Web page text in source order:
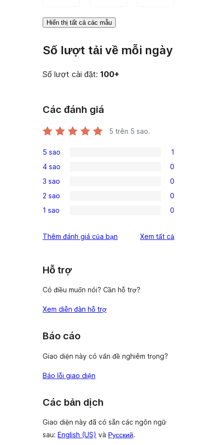
Hiển thị tất cả các mẫu
Số lượt tải về mỗi ngày
Số lượt cài đặt: 100+
Các đánh giá
5 trên 5 sao.
1
5-
star
review
5 sao 1
0
4-
star
reviews
4 sao 0
0
3-
star
3 sao 0
0
2-
reviews
2 sao 0
0
star
1 sao 0
Thêm đánh giá của bạn Xem tất cả
Hỗ trợ
Có điều muốn nói? Cần hỗ trợ?
Xem diễn đàn hỗ trợ
Báo cáo
Giao diện này có vấn đề nghiêm trọng?
Báo lỗi giao diện
Các bản dịch
Giao diện này đã có sẵn các ngôn ngữ
sau: English (US) và Русский.